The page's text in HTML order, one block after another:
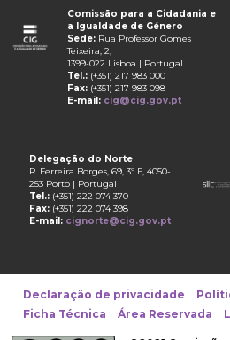
Comissão para a Cidadania e
a Igualdade de Género
Sede: Rua Professor Gomes
Teixeira, 2,
1399-022 Lisboa | Portugal
Tel.: (+351) 217 983 000
Fax: (+351) 217 983 098
E-mail: cig@cig.gov.pt
Delegação do Norte
R. Ferreira Borges, 69, 3º F, 4050-
253 Porto | Portugal
Tel.: (+351) 222 074 370
Fax: (+351) 222 074 398
E-mail: cignorte@cig.gov.pt
Declaração de privacidade
Ficha Técnica
Área Reservada